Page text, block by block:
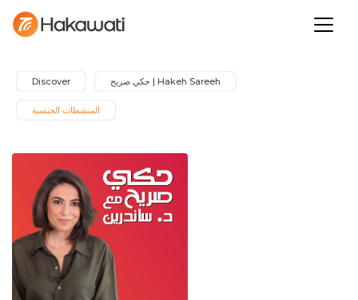
Discover Hakeh Sareeh | حكي صريح
المنشطات الجنسية